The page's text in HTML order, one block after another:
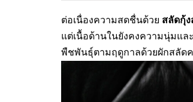
ต่อเนื่องความสดชื่นด้วย สลัดกุ้
แต่เนื้อด้านในยังคงความนุ่มแ
พืชพันธุ์ตามฤดูกาลด้วยผักสลัด